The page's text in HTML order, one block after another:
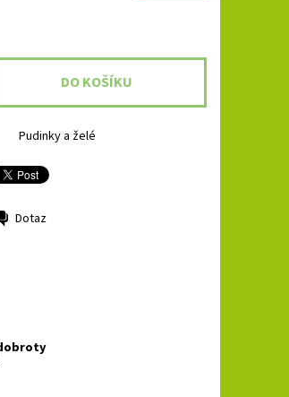
Pudinky a želé
Dotaz